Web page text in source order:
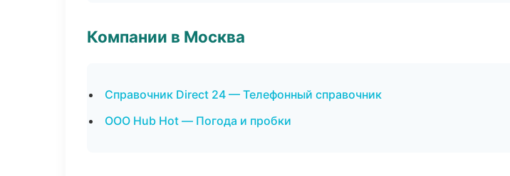
Компании в Москва
Справочник Direct 24 — Телефонный справочник
ООО Hub Hot — Погода и пробки